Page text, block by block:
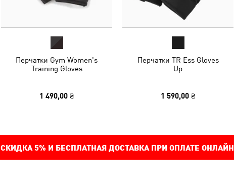
Перчатки Gym Women's
Training Gloves
1 490,00 ₴
Перчатки TR Ess Gloves
Up
1 590,00 ₴
СКИДКА 5% И БЕСПЛАТНАЯ ДОСТАВКА ПРИ ОПЛАТЕ ОНЛАЙН